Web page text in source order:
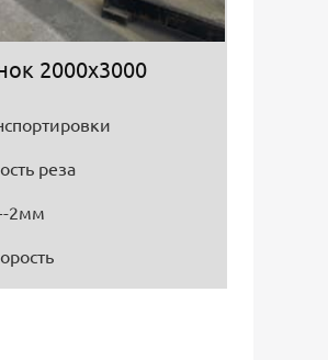
2000х3000
реза
2мм